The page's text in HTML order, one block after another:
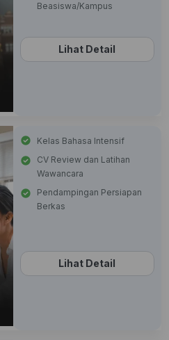
Beasiswa/Kampus
Lihat Detail
Kelas Bahasa Intensif
CV Review dan Latihan
Wawancara
Pendampingan Persiapan
Berkas
Lihat Detail